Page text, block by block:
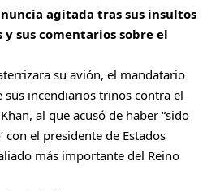
agitada tras sus insultos
sus comentarios sobre el
su avión, el mandatario
sus incendiarios trinos contra el
al que acusó de haber “sido
con el presidente de Estados
más importante del Reino